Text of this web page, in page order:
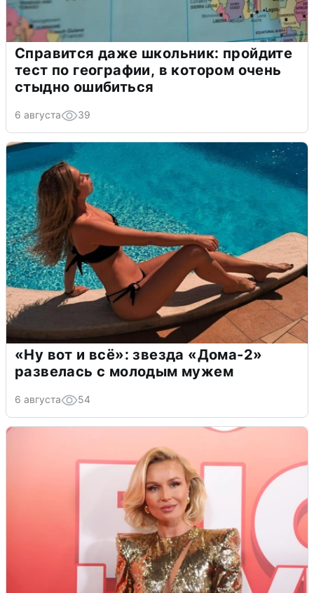
Справится даже школьник: пройдите
тест по географии, в котором очень
стыдно ошибиться
6 августа 39
«Ну вот и всё»: звезда «Дома-2»
развелась с молодым мужем
6 августа 54